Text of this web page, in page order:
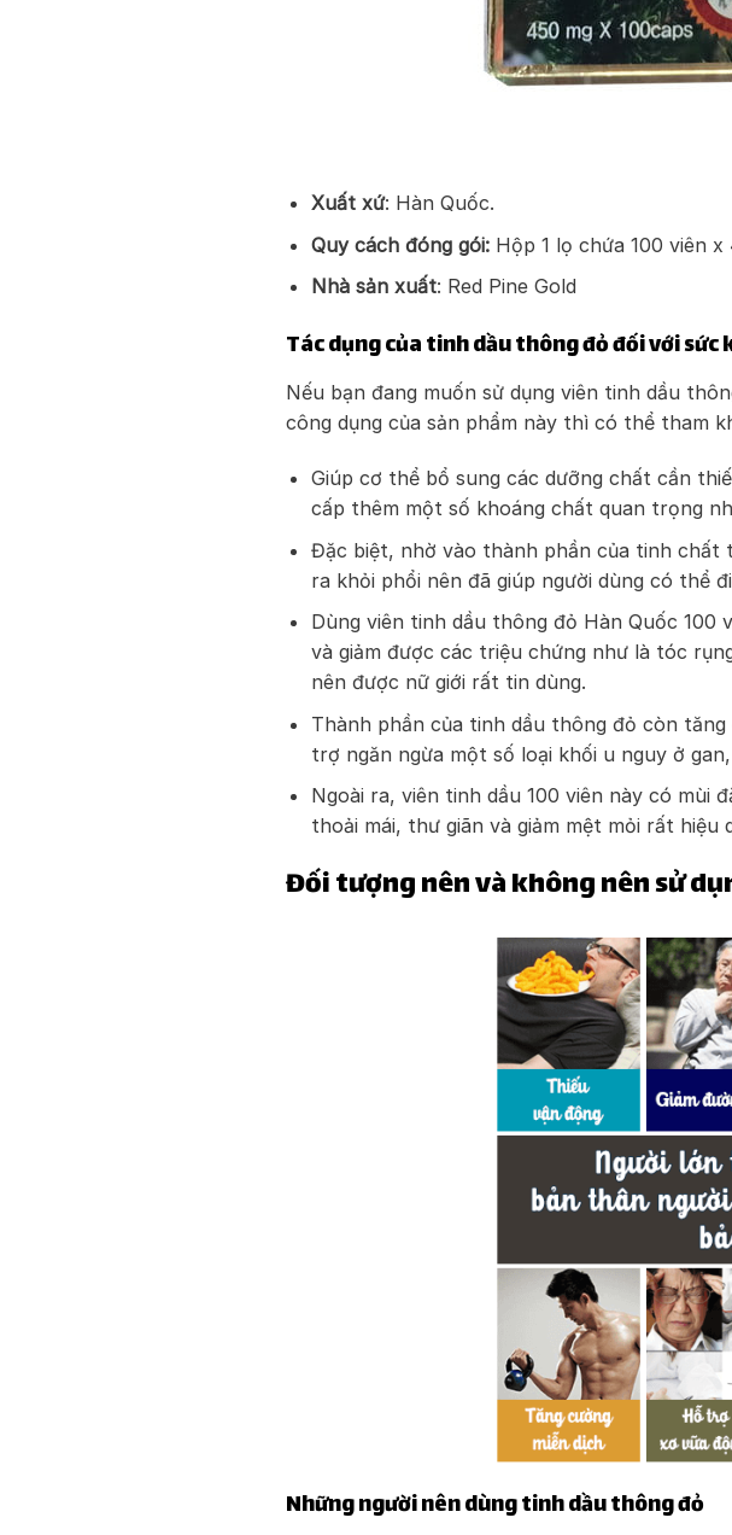
Xuất xứ: Hàn Quốc.
Quy cách đóng gói:Hộp 1 lọ chứa 100 viên x
Nhà sản xuất: Red Pine Gold
Tác dụng của tinh dầu thông đỏ đối với
Nếu bạn đang muốn sử dụng viên tinh dầu
công dụng của sản phẩm này thì có thể tham
Giúp cơ thể bổ sung các dưỡng chất cần
cấp thêm một số khoáng chất quan trọng
Đặc biệt, nhờ vào thành phần của tinh chất
ra khỏi phổi nên đã giúp người dùng có thể
Dùng viên tinh dầu thông đỏ Hàn Quốc
và giảm được các triệu chứng như là tóc
nên được nữ giới rất tin dùng.
Thành phần của tinh dầu thông đỏ còn
trợ ngăn ngừa một số loại khối u nguy ở
Ngoài ra, viên tinh dầu 100 viên này có mùi
thoải mái, thư giãn và giảm mệt mỏi rất hiệu
Đối tượng nên và không nên sử
Những người nên dùng tinh dầu thông đỏ